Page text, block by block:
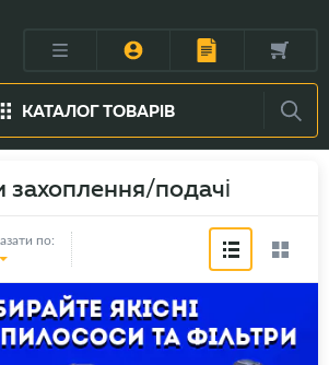
КАТАЛОГ ТОВАРІВ
захоплення/подачі
по: